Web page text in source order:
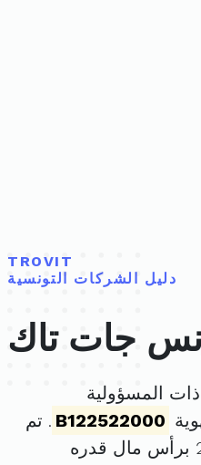
TROVIT
دليل الشركات التونسية
جات تاك
المسؤولية
B122522000 . تم